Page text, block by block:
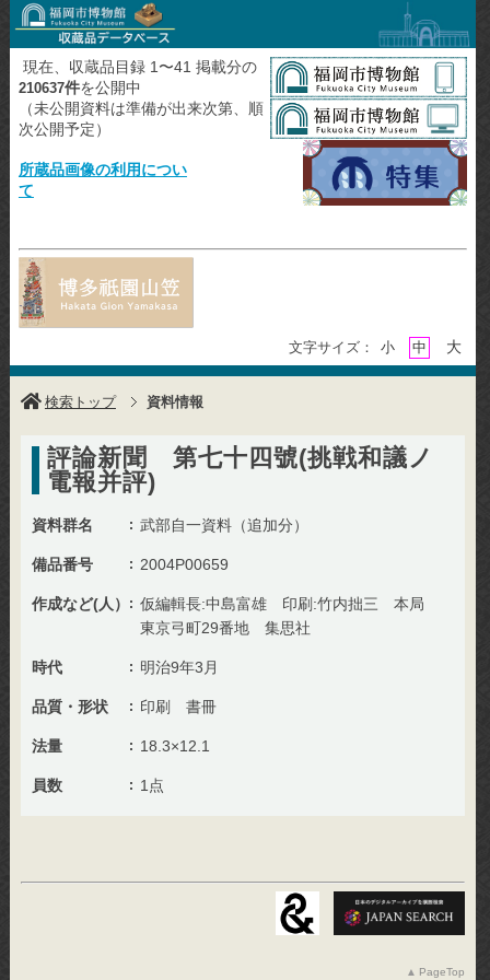
現在、収蔵品目録 1〜41 掲載分の
210637件を公開中
（未公開資料は準備が出来次第、順
次公開予定）
所蔵品画像の利用につい
て
文字サイズ： 小 中 大
検索トップ 資料情報
評論新聞 第七十四號(挑戦和議ノ
電報并評)
資料群名 武部自一資料（追加分）
備品番号 2004P00659
作成など(人）
仮編輯長:中島富雄 印刷:竹内拙三 本局
東京弓町29番地 集思社
時代 明治9年3月
品質・形状 印刷 書冊
法量 18.3×12.1
員数 1点
PageTop